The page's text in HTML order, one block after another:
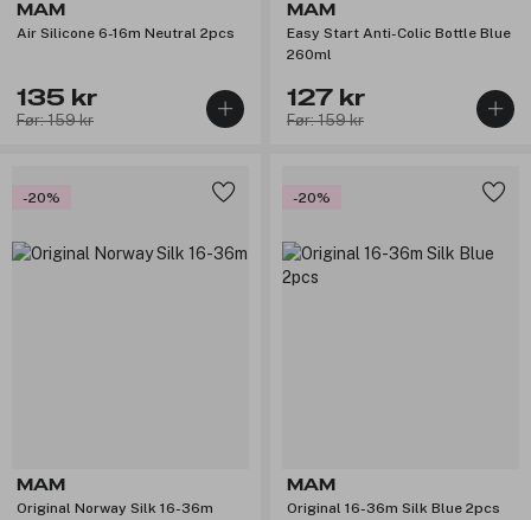
MAM
Air Silicone 6-16m Neutral 2pcs
135 kr
Før: 159 kr
MAM
Easy Start Anti-Colic Bottle Blue
260ml
127 kr
Før: 159 kr
-20%
MAM
Original Norway Silk 16-36m
-20%
MAM
Original 16-36m Silk Blue 2pcs